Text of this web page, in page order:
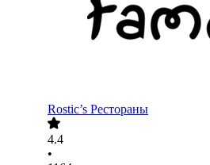
Rostic’s Рестораны
4.4
•